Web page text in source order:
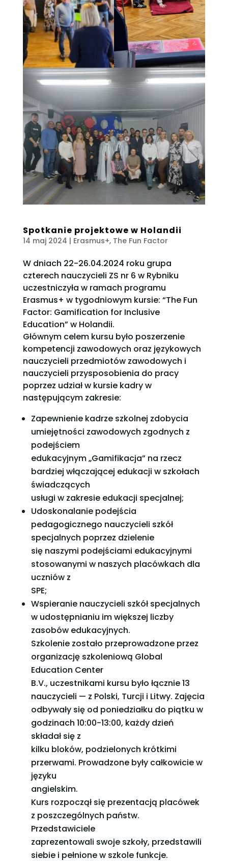
Spotkanie projektowe w Holandii
14 maj 2024 | Erasmus+, The Fun Factor
W dniach 22-26.04.2024 roku grupa
czterech nauczycieli ZS nr 6 w Rybniku
uczestniczyła w ramach programu
Erasmus+ w tygodniowym kursie: “The Fun
Factor: Gamification for Inclusive
Education” w Holandii.
Głównym celem kursu było poszerzenie
kompetencji zawodowych oraz językowych
nauczycieli przedmiotów zawodowych i
nauczycieli przysposobienia do pracy
poprzez udział w kursie kadry w
następującym zakresie:
Zapewnienie kadrze szkolnej zdobycia
umiejętności zawodowych zgodnych z
podejściem
edukacyjnym „Gamifikacja” na rzecz
bardziej włączającej edukacji w szkołach
świadczących
usługi w zakresie edukacji specjalnej;
Udoskonalanie podejścia
pedagogicznego nauczycieli szkół
specjalnych poprzez dzielenie
się naszymi podejściami edukacyjnymi
stosowanymi w naszych placówkach dla
uczniów z
SPE;
Wspieranie nauczycieli szkół specjalnych
w udostępnianiu im większej liczby
zasobów edukacyjnych.
Szkolenie zostało przeprowadzone przez
organizację szkoleniową Global
Education Center
B.V., uczestnikami kursu było łącznie 13
nauczycieli — z Polski, Turcji i Litwy. Zajęcia
odbywały się od poniedziałku do piątku w
godzinach 10:00-13:00, każdy dzień
składał się z
kilku bloków, podzielonych krótkimi
przerwami. Prowadzone były całkowicie w
języku
angielskim.
Kurs rozpoczął się prezentacją placówek
z poszczególnych państw.
Przedstawiciele
zaprezentowali swoje szkoły, przedstawili
siebie i pełnione w szkole funkcje.